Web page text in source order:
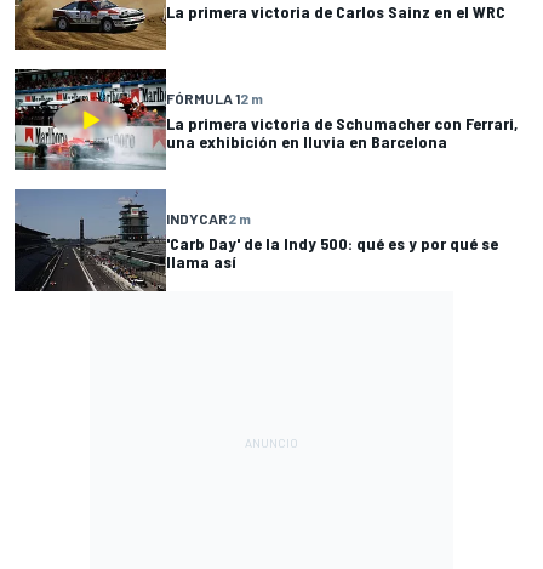
La primera victoria de Carlos Sainz en el WRC
FÓRMULA 12 m
La primera victoria de Schumacher con Ferrari,
una exhibición en lluvia en Barcelona
INDYCAR2 m
'Carb Day' de la Indy 500: qué es y por qué se
llama así